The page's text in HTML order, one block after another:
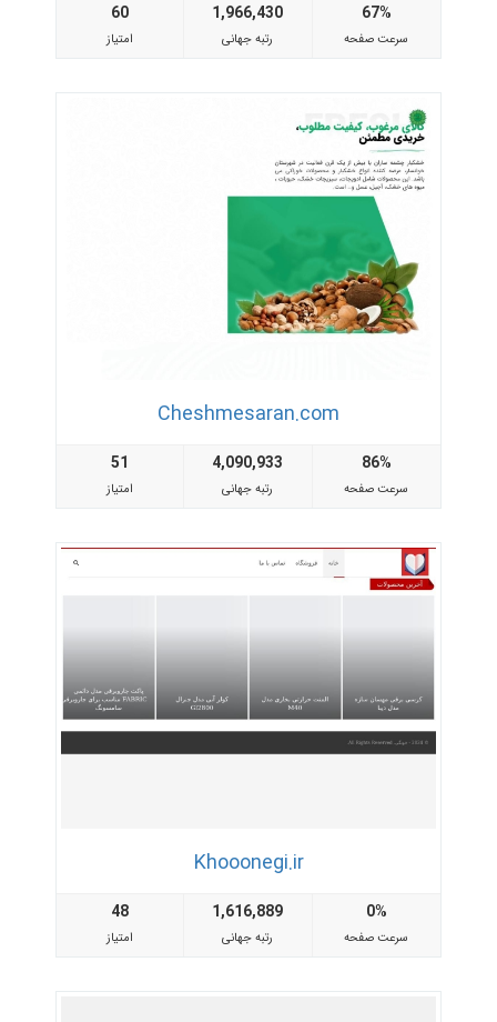
60
امتیاز
1,966,430
رتبه جهانی
67%
سرعت صفحه
Cheshmesaran.com
51
امتیاز
4,090,933
رتبه جهانی
86%
سرعت صفحه
Khooonegi.ir
48
امتیاز
1,616,889
رتبه جهانی
0%
سرعت صفحه